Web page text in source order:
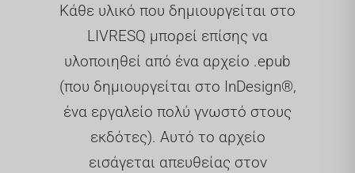
Κάθε υλικό που δημιουργείται στο
LIVRESQ μπορεί επίσης να
υλοποιηθεί από ένα αρχείο .epub
(που δημιουργείται στο InDesign®,
ένα εργαλείο πολύ γνωστό στους
εκδότες). Αυτό το αρχείο
εισάγεται απευθείας στον